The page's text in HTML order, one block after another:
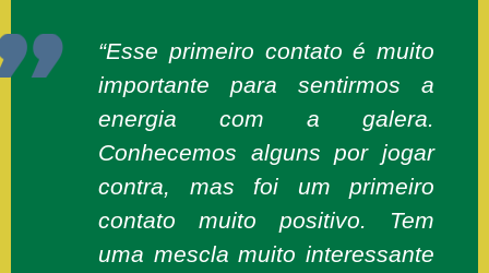
“Esse primeiro contato é muito
importante para sentirmos a
energia com a galera.
Conhecemos alguns por jogar
contra, mas foi um primeiro
contato muito positivo. Tem
uma mescla muito interessante